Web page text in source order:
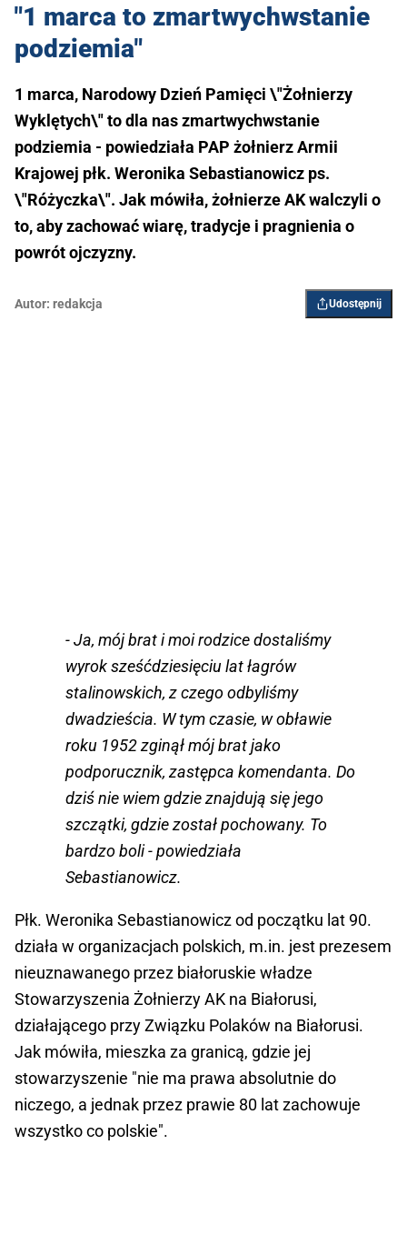
"1 marca to zmartwychwstanie
podziemia"
1 marca, Narodowy Dzień Pamięci \"Żołnierzy
Wyklętych\" to dla nas zmartwychwstanie
podziemia - powiedziała PAP żołnierz Armii
Krajowej płk. Weronika Sebastianowicz ps.
\"Różyczka\". Jak mówiła, żołnierze AK walczyli o
to, aby zachować wiarę, tradycje i pragnienia o
powrót ojczyzny.
Autor: redakcja Udostępnij
- Ja, mój brat i moi rodzice dostaliśmy
wyrok sześćdziesięciu lat łagrów
stalinowskich, z czego odbyliśmy
dwadzieścia. W tym czasie, w obławie
roku 1952 zginął mój brat jako
podporucznik, zastępca komendanta. Do
dziś nie wiem gdzie znajdują się jego
szczątki, gdzie został pochowany. To
bardzo boli - powiedziała
Sebastianowicz.
Płk. Weronika Sebastianowicz od początku lat 90.
działa w organizacjach polskich, m.in. jest prezesem
nieuznawanego przez białoruskie władze
Stowarzyszenia Żołnierzy AK na Białorusi,
działającego przy Związku Polaków na Białorusi.
Jak mówiła, mieszka za granicą, gdzie jej
stowarzyszenie "nie ma prawa absolutnie do
niczego, a jednak przez prawie 80 lat zachowuje
wszystko co polskie".